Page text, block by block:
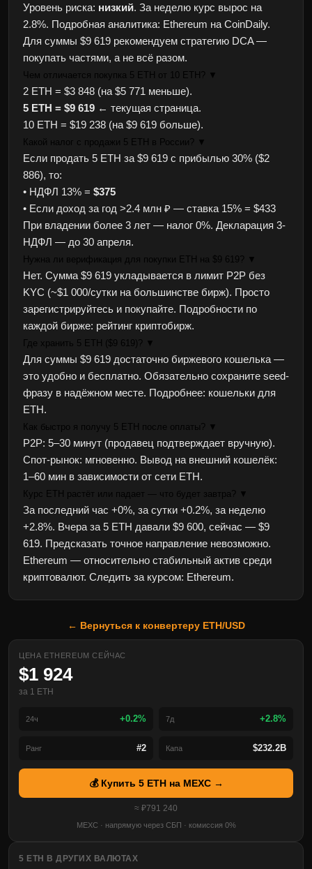
Уровень риска: низкий. За неделю курс вырос на
2.8%. Подробная аналитика: Ethereum на CoinDaily.
Для суммы $9 619 рекомендуем стратегию DCA —
покупать частями, а не всё разом.
Чем отличается покупка 5 ETH от 10 ETH? ▼
2 ETH = $3 848 (на $5 771 меньше).
5 ETH = $9 619 ← текущая страница.
10 ETH = $19 238 (на $9 619 больше).
Какой налог с продажи 5 ETH в России? ▼
Если продать 5 ETH за $9 619 с прибылью 30% ($2
886), то:
• НДФЛ 13% = $375
• Если доход за год >2.4 млн ₽ — ставка 15% = $433
При владении более 3 лет — налог 0%. Декларация 3-
НДФЛ — до 30 апреля.
Нужна ли верификация для покупки ETH на $9 619? ▼
Нет. Сумма $9 619 укладывается в лимит P2P без
KYC (~$1 000/сутки на большинстве бирж). Просто
зарегистрируйтесь и покупайте. Подробности по
каждой бирже: рейтинг криптобирж.
Где хранить 5 ETH ($9 619)? ▼
Для суммы $9 619 достаточно биржевого кошелька —
это удобно и бесплатно. Обязательно сохраните seed-
фразу в надёжном месте. Подробнее: кошельки для
ETH.
Как быстро я получу 5 ETH после оплаты? ▼
P2P: 5–30 минут (продавец подтверждает вручную).
Спот-рынок: мгновенно. Вывод на внешний кошелёк:
1–60 мин в зависимости от сети ETH.
Курс ETH растёт или падает — что будет завтра? ▼
За последний час +0%, за сутки +0.2%, за неделю
+2.8%. Вчера за 5 ETH давали $9 600, сейчас — $9
619. Предсказать точное направление невозможно.
Ethereum — относительно стабильный актив среди
криптовалют. Следить за курсом: Ethereum.
← Вернуться к конвертеру ETH/USD
ЦЕНА ETHEREUM СЕЙЧАС
$1 924
за 1 ETH
24ч +0.2% 7д +2.8%
Ранг #2 Капа $232.2B
💰 Купить 5 ETH на MEXC →
≈ ₽791 240
MEXC · напрямую через СБП · комиссия 0%
5 ETH В ДРУГИХ ВАЛЮТАХ